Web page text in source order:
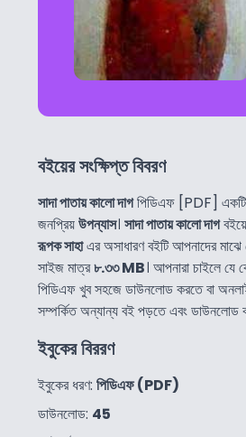
বইয়ের সংক্ষিপ্ত বিবরণ
সাদা পাতায় কালো দাগপিডিএফ [PDF] একটি
জনপ্রিয়উপন্যাস। সাদা পাতায় কালো দাগ
রূপক সাহাএর অসাধারণ বইটি আপনাদের মাঝে
সাইজ মাত্র৮.৩৩ MB। আপনারা চাইলে
পিডিএফ খুব সহজে ডাউনলোড করতে বা
সম্পর্কিত অন্যান্য বই পড়তে এবং ডাউনলোড
ইবুকের বিররণ
ইবুকের ধরণ: পিডিএফ (PDF)
ডাউনলোড: 45